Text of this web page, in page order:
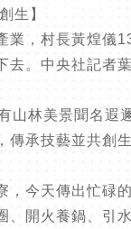
生】
業，村長黃煌儀
去。中央社記者
山林美景聞名
傳承技藝並共創
，今天傳出忙碌
開火養鍋、引